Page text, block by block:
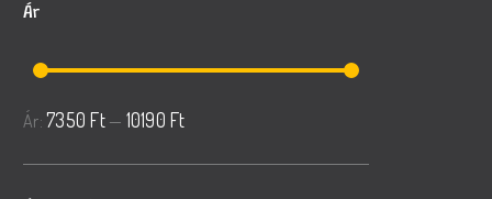
Ár
Min
Max
Ár: 7350 Ft— 10190 Ft